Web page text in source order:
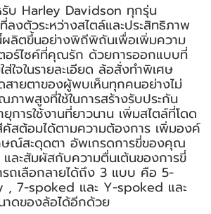
บ Harley Davidson ทุกรุ่น
ลงตัวระหว่างสไตล์และประสิทธิภาพ
ลิตขึ้นอย่างพิถีพิถันเพื่อเพิ่มความ
อร์ไซค์ที่คุณรัก ด้วยการออกแบบที่
ส่ใจในรายละเอียด ล้อสั่งทำพิเศษ
ายตาของผู้พบเห็นทุกคนอย่างไม่
าพสูงที่ใช้ในการสร้างรับประกัน
การใช้งานที่ยาวนาน เพิ่มสไตล์ที่โดด
คัสต้อมได้ตามความต้องการ เพิ่มองค์
ษณ์สะดุดตา อัพเกรดการขี่ของคุณ
ละสัมผัสกับความตื่นเต้นของการขี่
รถเลือกลายได้ถึง 3 แบบ คือ 5-
, 7-spoked และ Y-spoked และ
าดของล้อได้อีกด้วย